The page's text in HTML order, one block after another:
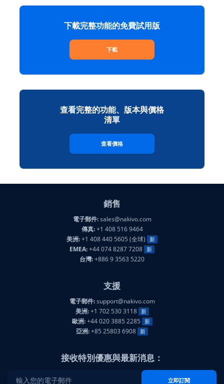
下載完整功能的免費試用版
下載
查看完整的功能、版本與價格
清單
查看價格
銷售
電子郵件:sales@nakivo.com
傳真:+1 408 516 9464
美洲:+1 408 440 5605 (全球) 新
EMEA:+44 074 8287 7208 新
台灣:+886 9 3563 5220
支援
電子郵件:support@nakivo.com
美洲:+1 702 530 3118 新
歐洲:+44 020 3885 2285 新
亞洲:+85 25803 6908 新
接收特別優惠與最新消息：
立即訂閱